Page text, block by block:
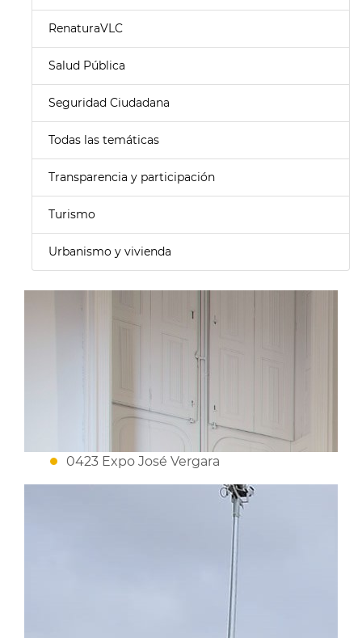
RenaturaVLC
Salud Pública
Seguridad Ciudadana
Todas las temáticas
Transparencia y participación
Turismo
Urbanismo y vivienda
0423 Expo José Vergara